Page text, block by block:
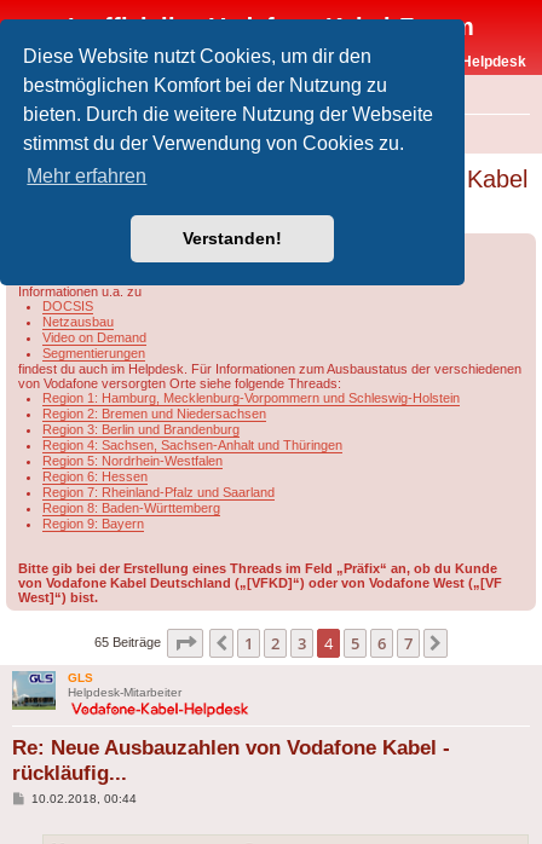
Diese Website nutzt Cookies, um dir den
bestmöglichen Komfort bei der Nutzung zu
bieten. Durch die weitere Nutzung der Webseite
stimmst du der Verwendung von Cookies zu.
Mehr erfahren
Verstanden!
Inoffizielles Vodafone-Kabel-Forum
Vodafone-Kabel-Helpdesk
FAQ
Foren-Übersicht Rund um Vodafone / Aktuelles
[VFKD] Neue Ausbauzahlen von Vodafone Kabel
Informationen u.a. zu
DOCSIS
Netzausbau
Video on Demand
Segmentierungen
findest du auch im Helpdesk. Für Informationen zum Ausbaustatus der verschiedenen
von Vodafone versorgten Orte siehe folgende Threads:
Region 1: Hamburg, Mecklenburg-Vorpommern und Schleswig-Holstein
Region 2: Bremen und Niedersachsen
Region 3: Berlin und Brandenburg
Region 4: Sachsen, Sachsen-Anhalt und Thüringen
Region 5: Nordrhein-Westfalen
Region 6: Hessen
Region 7: Rheinland-Pfalz und Saarland
Region 8: Baden-Württemberg
Region 9: Bayern
Bitte gib bei der Erstellung eines Threads im Feld „Präfix“ an, ob du Kunde
von Vodafone Kabel Deutschland („[VFKD]“) oder von Vodafone West („[VF
West]“) bist.
65 Beiträge Seite von
Vorherige
1 2 3 4 5 6 7
GLS
Helpdesk-Mitarbeiter
Re: Neue Ausbauzahlen von Vodafone Kabel -
rückläufig...
Beitrag
10.02.2018, 00:44